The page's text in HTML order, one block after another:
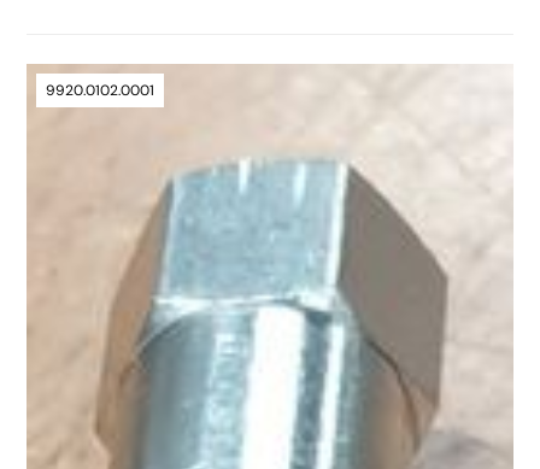
9920.0102.0001